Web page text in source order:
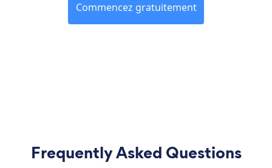
Commencez gratuitement
Frequently Asked Questions